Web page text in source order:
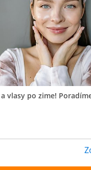
vlasy po zime!